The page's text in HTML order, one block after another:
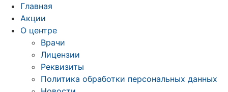
Главная
Акции
О центре
Врачи
Лицензии
Реквизиты
Политика обработки персональных данных